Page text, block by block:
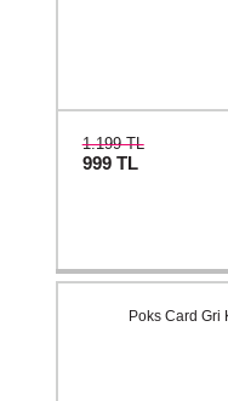
1.199 TL
999 TL
Poks Card Gri